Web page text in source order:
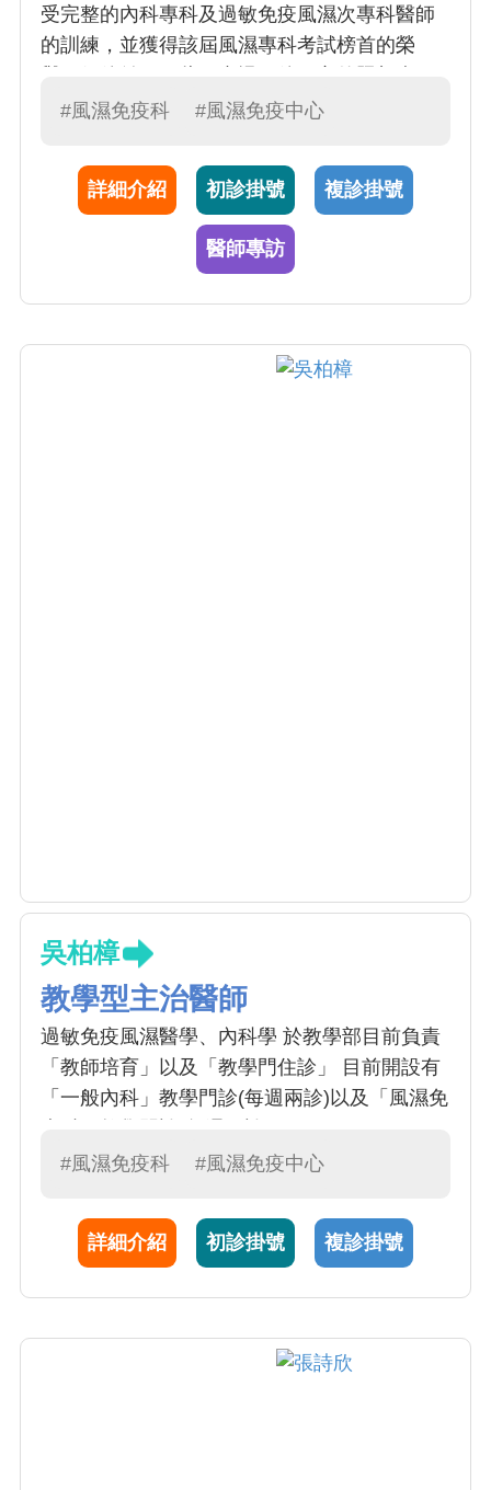
受完整的內科專科及過敏免疫風濕次專科醫師
的訓練，並獲得該屆風濕專科考試榜首的榮
人，也同時熱心於教學，故連續七年榮獲中山
#風濕免疫科 #風濕免疫中心
詳細介紹 初診掛號 複診掛號
醫師專訪
吳柏樟
教學型主治醫師
過敏免疫風濕醫學、內科學 於教學部目前負責
「教師培育」以及「教學門住診」 目前開設有
「一般內科」教學門診(每週兩診)以及「風濕免
#風濕免疫科
#風濕免疫中心
詳細介紹 初診掛號 複診掛號